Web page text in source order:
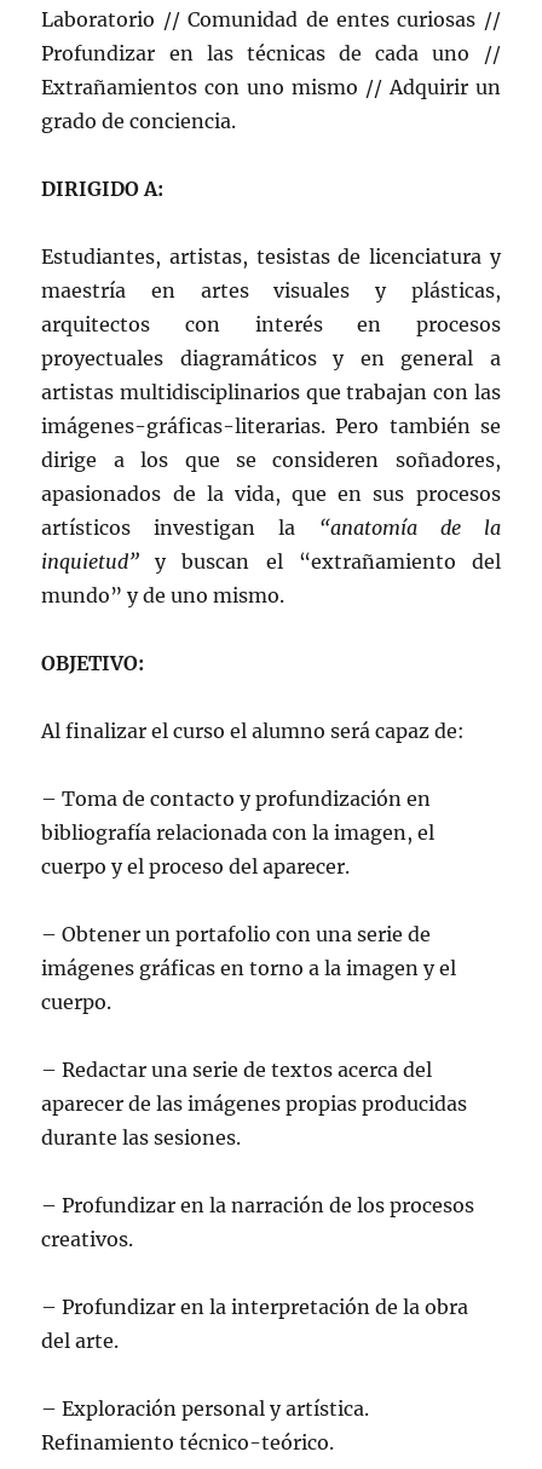
Laboratorio // Comunidad de entes curiosas //
Profundizar en las técnicas de cada uno //
Extrañamientos con uno mismo // Adquirir un
grado de conciencia.
DIRIGIDO A:
Estudiantes, artistas, tesistas de licenciatura y
maestría en artes visuales y plásticas,
arquitectos con interés en procesos
proyectuales diagramáticos y en general a
artistas multidisciplinarios que trabajan con las
imágenes-gráficas-literarias.Pero también se
dirige a los que se consideren soñadores,
apasionados de la vida, que en sus procesos
artísticos investigan la “anatomía de la
inquietud” y buscan el “extrañamiento del
mundo” y de uno mismo.
OBJETIVO:
Al finalizar el curso el alumno será capaz de:
– Toma de contacto y profundización en
bibliografía relacionada con la imagen, el
cuerpo y el proceso del aparecer.
– Obtener un portafolio con una serie de
imágenes gráficas en torno a la imagen y el
cuerpo.
– Redactar una serie de textos acerca del
aparecer de las imágenes propias producidas
durante las sesiones.
– Profundizar en la narración de los procesos
creativos.
– Profundizar en la interpretación de la obra
del arte.
– Exploración personal y artística.
Refinamiento técnico-teórico.